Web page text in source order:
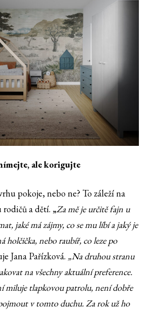
ale korigujte
pokoje, nebo ne? To záleží na
a dětí. „Za mě je určitě fajn u
jaké má zájmy, co se mu líbí a jaký je
holčička, nebo raubíř, co leze po
Jana Pařízková. „Na druhou stranu
na všechny aktuální preference.
miluje tlapkovou patrolu, není dobře
v tomto duchu. Za rok už ho